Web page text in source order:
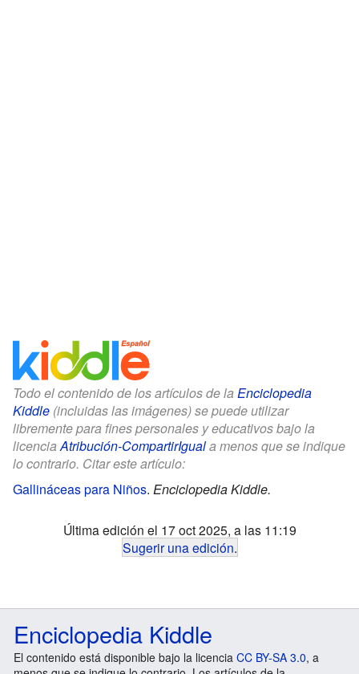
Todo el contenido de los artículos de la Enciclopedia
Kiddle (incluidas las imágenes) se puede utilizar
libremente para fines personales y educativos bajo la
licenciaAtribución-CompartirIguala menos que se indique
lo contrario. Citar este artículo:
Gallináceas para Niños. Enciclopedia Kiddle.
Última edición el 17 oct 2025, a las 11:19
Sugerir una edición.
Enciclopedia Kiddle
El contenido está disponible bajo la licencia CC BY-SA 3.0, a